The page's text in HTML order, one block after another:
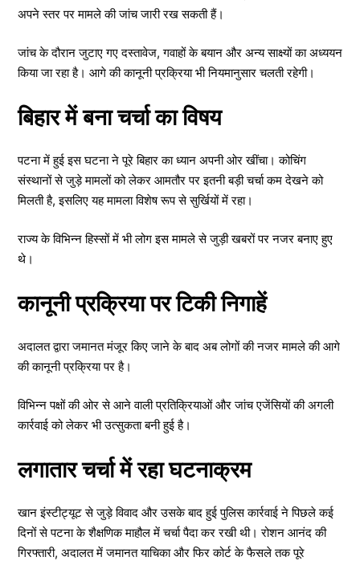
अपने स्तर पर मामले की जांच जारी रख सकती हैं।
जांच के दौरान जुटाए गए दस्तावेज, गवाहों के बयान और अन्य साक्ष्यों का अध्ययन
किया जा रहा है। आगे की कानूनी प्रक्रिया भी नियमानुसार चलती रहेगी।
बिहार में बना चर्चा का विषय
पटना में हुई इस घटना ने पूरे बिहार का ध्यान अपनी ओर खींचा। कोचिंग
संस्थानों से जुड़े मामलों को लेकर आमतौर पर इतनी बड़ी चर्चा कम देखने को
मिलती है, इसलिए यह मामला विशेष रूप से सुर्खियों में रहा।
राज्य के विभिन्न हिस्सों में भी लोग इस मामले से जुड़ी खबरों पर नजर बनाए हुए
थे।
कानूनी प्रक्रिया पर टिकी निगाहें
अदालत द्वारा जमानत मंजूर किए जाने के बाद अब लोगों की नजर मामले की आगे
की कानूनी प्रक्रिया पर है।
विभिन्न पक्षों की ओर से आने वाली प्रतिक्रियाओं और जांच एजेंसियों की अगली
कार्रवाई को लेकर भी उत्सुकता बनी हुई है।
लगातार चर्चा में रहा घटनाक्रम
खान इंस्टीट्यूट से जुड़े विवाद और उसके बाद हुई पुलिस कार्रवाई ने पिछले कई
दिनों से पटना के शैक्षणिक माहौल में चर्चा पैदा कर रखी थी। रोशन आनंद की
गिरफ्तारी, अदालत में जमानत याचिका और फिर कोर्ट के फैसले तक पूरे